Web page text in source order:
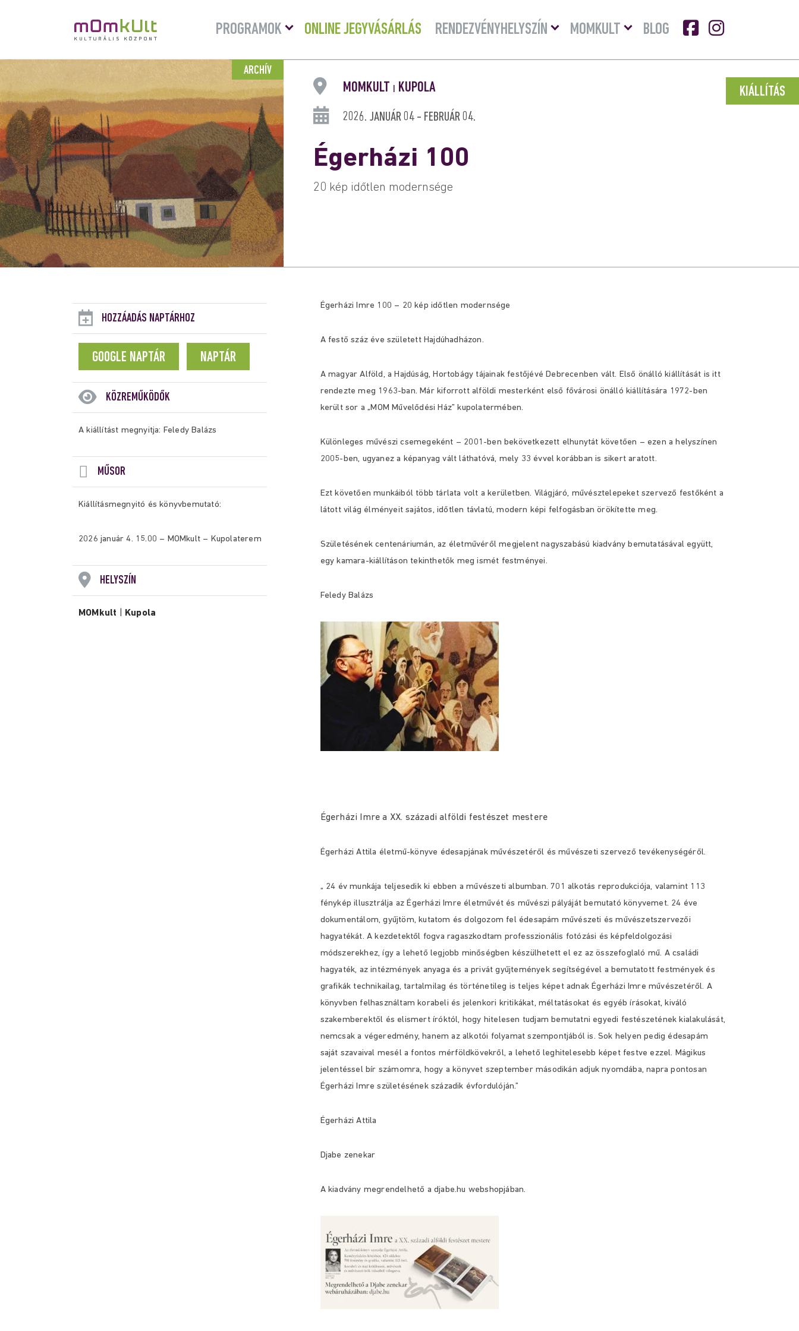
PROGRAMOK
Menü
lenyitása
ONLINE JEGYVÁSÁRLÁS RENDEZVÉNYHELYSZÍN
Menü
lenyitásaMOMKULT
Menü
lenyitása
BLOG
ARCHÍV
KIÁLLÍTÁS
MOMKULT KUPOLA
2026. JANUÁR 04 - FEBRUÁR 04.
Égerházi 100
20 kép időtlen modernsége
HOZZÁADÁS NAPTÁRHOZ
GOOGLE NAPTÁR NAPTÁR
KÖZREMŰKÖDŐK
A kiállítást megnyitja: Feledy Balázs
MŰSOR
Kiállításmegnyitó és könyvbemutató:
2026 január 4. 15.00 – MOMkult – Kupolaterem
HELYSZÍN
MOMkult Kupola
Égerházi Imre 100 – 20 kép időtlen modernsége
A festő száz éve született Hajdúhadházon.
A magyar Alföld, a Hajdúság, Hortobágy tájainak festőjévé Debrecenben vált. Első önálló kiállítását is itt
rendezte meg 1963-ban. Már kiforrott alföldi mesterként első fővárosi önálló kiállítására 1972-ben
került sor a „MOM Művelődési Ház” kupolatermében.
Különleges művészi csemegeként – 2001-ben bekövetkezett elhunytát követően – ezen a helyszínen
2005-ben, ugyanez a képanyag vált láthatóvá, mely 33 évvel korábban is sikert aratott.
Ezt követően munkáiból több tárlata volt a kerületben. Világjáró, művésztelepeket szervező festőként a
látott világ élményeit sajátos, időtlen távlatú, modern képi felfogásban örökítette meg.
Születésének centenáriumán, az életművéről megjelent nagyszabású kiadvány bemutatásával együtt,
egy kamara-kiállításon tekinthetők meg ismét festményei.
Feledy Balázs
Égerházi Imre a XX. századi alföldi festészet mestere
Égerházi Attila életmű-könyve édesapjának művészetéről és művészeti szervező tevékenységéről.
„ 24 év munkája teljesedik ki ebben a művészeti albumban. 701 alkotás reprodukciója, valamint 113
fénykép illusztrálja az Égerházi Imre életművét és művészi pályáját bemutató könyvemet. 24 éve
dokumentálom, gyűjtöm, kutatom ésdolgozom fel édesapám művészeti és művészetszervezői
hagyatékát. A kezdetektől fogva ragaszkodtam professzionális fotózási és képfeldolgozási
módszerekhez, így a lehető legjobb minőségben készülhetett el ez az összefoglaló mű. A családi
hagyaték, az intézmények anyaga és a privát gyűjtemények segítségével abemutatott festmények és
grafikák technikailag, tartalmilag és történetileg is teljes képet adnak Égerházi Imre művészetéről. A
könyvben felhasználtam korabeli és jelenkori kritikákat, méltatásokat és egyéb írásokat, kiváló
szakemberektől és elismert íróktól, hogy hitelesen tudjam bemutatni egyedi festészetének kialakulását,
nemcsak a végeredmény, hanem az alkotói folyamat szempontjából is. Sok helyenpedig édesapám
saját szavaival mesél a fontos mérföldkövekről, a lehetőleghitelesebb képet festve ezzel. Mágikus
jelentéssel bír számomra, hogy a könyvet szeptember másodikán adjuknyomdába, napra pontosan
Égerházi Imre születésének századik évfordulóján.”
Égerházi Attila
Djabe zenekar
A kiadvány megrendelhető a djabe.hu webshopjában.